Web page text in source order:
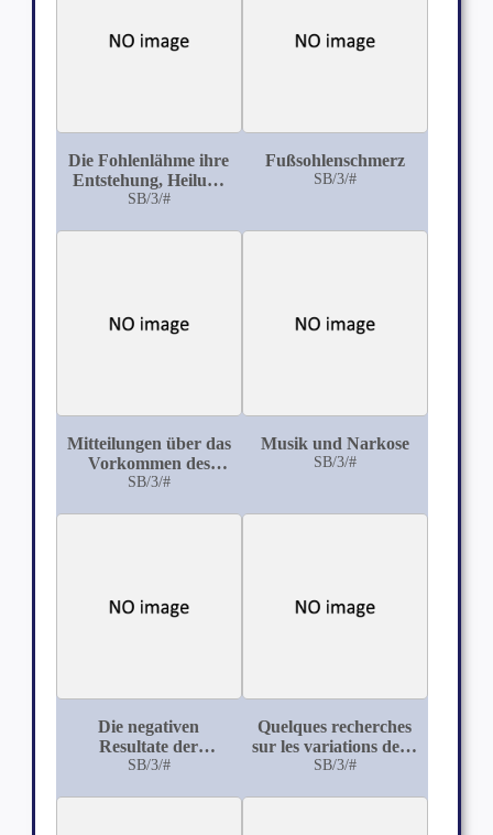
Die Fohlenlähme ihre
Entstehung, Heilung
und Verhütung
SB/3/#
Fußsohlenschmerz
SB/3/#
Mitteilungen über das
Vorkommen des
Ascaris Lumbricoides,
hervorgerufenen
Krankheitserscheinungen
SB/3/#
Musik und Narkose
SB/3/#
Die negativen
Resultate der
Luflungen-Probe und
SB/3/#
Quelques recherches
sur les variations de la
sensibilité cutanee
SB/3/#